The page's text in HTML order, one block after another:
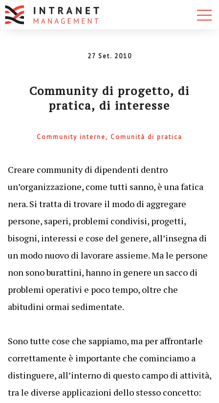
27 Set. 2010
Community di progetto, di
pratica, di interesse
Community interne Comunità di pratica
Creare community di dipendenti dentro
un’organizzazione, come tutti sanno, è una fatica
nera. Si tratta di trovare il modo di aggregare
persone, saperi, problemi condivisi, progetti,
bisogni, interessi e cose del genere, all’insegna di
un modo nuovo di lavorare assieme. Ma le persone
non sono burattini, hanno in genere un sacco di
problemi operativi e poco tempo, oltre che
abitudini ormai sedimentate.
Sono tutte cose che sappiamo, ma per affrontarle
correttamente è importante che cominciamo a
distinguere, all’interno di questo campo di attività,
tra le diverse applicazioni dello stesso concetto: